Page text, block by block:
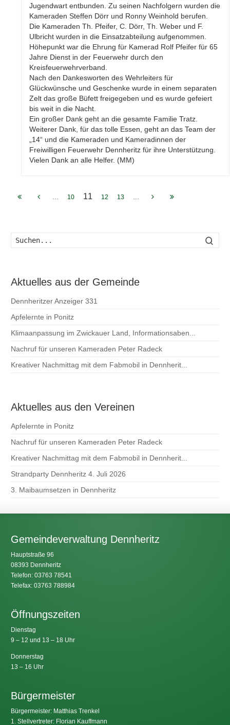
Jugendwart entbunden. Zu seinen Nachfolgern wurden die
Kameraden Steffen Dörr und Ronny Weinhold berufen.
Die Kameraden Th. Pfeifer, C. Dörr, Th. Weber und F.
Ulbricht wurden in die Einsatzabteilung aufgenommen.
Höhepunkt war die Ehrung für Kamerad Rolf Pfeifer für 65
Jahre Dienst in der Feuerwehr durch den
Kreisfeuerwehrverband.
Nach den Dankesworten des Wehrleiters für
Glückwünsche und Geschenke wurde in einem separaten
Zelt das große Büfett freigegeben und es wurde gefeiert
bis weit in die Nacht.
Ein großer Dank geht an die gesamte Familie Tratz.
Weiterer Dank, für das tolle Essen, geht an das Team der
„14“ und die Kameraden und Kameradinnen der
Freiwilligen Feuerwehr Dennheritz für ihre Unterstützung.
Vielen Dank an alle Helfer. (MM)
10 11 12 13
Aktuelles aus der Gemeinde
Dennheritzer Anzeiger 331
Apfelernte in Ponitz
Klimaanpassung im Zwickauer Land, Informationsaben...
Nachruf für unseren Kameraden Peter Radeck
Kreativer Nachmittag mit dem Fabmobil in Dennherit...
Aktuelles aus den Vereinen
Apfelernte in Ponitz
Nachruf für unseren Kameraden Peter Radeck
Kreativer Nachmittag mit dem Fabmobil in Dennherit...
Strandparty Dennheritz 4. Juli 2026
3. Maibaumsetzen in Dennheritz
Gemeindeverwaltung Dennheritz
Hauptstraße 96
08393 Dennheritz
Telefon: 03763 78541
Telefax: 03763 788984
Öffnungszeiten
Dienstag
9 – 12 und 13 – 18 Uhr
Donnerstag
13 – 16 Uhr
Bürgermeister
Bürgermeister: Matthias Trenkel
1. Stellvertreter: Florian Kauffmann